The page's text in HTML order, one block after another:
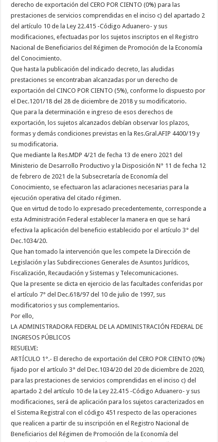
derecho de exportación del CERO POR CIENTO (0%) para las
prestaciones de servicios comprendidas en el inciso c) del apartado 2
del artículo 10 de la Ley 22.415 -Código Aduanero- y sus
modificaciones, efectuadas por los sujetos inscriptos en el Registro
Nacional de Beneficiarios del Régimen de Promoción de la Economía
del Conocimiento.
Que hasta la publicación del indicado decreto, las aludidas
prestaciones se encontraban alcanzadas por un derecho de
exportación del CINCO POR CIENTO (5%), conforme lo dispuesto por
el Dec.1201/18 del 28 de diciembre de 2018 y su modificatorio.
Que para la determinación e ingreso de esos derechos de
exportación, los sujetos alcanzados debían observar los plazos,
formas y demás condiciones previstas en la Res.Gral.AFIP 4400/19 y
su modificatoria.
Que mediante la Res.MDP 4/21 de fecha 13 de enero 2021 del
Ministerio de Desarrollo Productivo y la Disposición N° 11 de fecha 12
de febrero de 2021 de la Subsecretaría de Economía del
Conocimiento, se efectuaron las aclaraciones necesarias para la
ejecución operativa del citado régimen.
Que en virtud de todo lo expresado precedentemente, corresponde a
esta Administración Federal establecer la manera en que se hará
efectiva la aplicación del beneficio establecido por el artículo 3° del
Dec.1034/20.
Que han tomado la intervención que les compete la Dirección de
Legislación y las Subdirecciones Generales de Asuntos Jurídicos,
Fiscalización, Recaudación y Sistemas y Telecomunicaciones.
Que la presente se dicta en ejercicio de las facultades conferidas por
el artículo 7° del Dec.618/97 del 10 de julio de 1997, sus
modificatorios y sus complementarios.
Por ello,
LA ADMINISTRADORA FEDERAL DE LA ADMINISTRACIÓN FEDERAL DE
INGRESOS PÚBLICOS
RESUELVE:
ARTÍCULO 1°.- El derecho de exportación del CERO POR CIENTO (0%)
fijado por el artículo 3° del Dec.1034/20 del 20 de diciembre de 2020,
para las prestaciones de servicios comprendidas en el inciso c) del
apartado 2 del artículo 10 de la Ley 22.415 -Código Aduanero- y sus
modificaciones, será de aplicación para los sujetos caracterizados en
el Sistema Registral con el código 451 respecto de las operaciones
que realicen a partir de su inscripción en el Registro Nacional de
Beneficiarios del Régimen de Promoción de la Economía del